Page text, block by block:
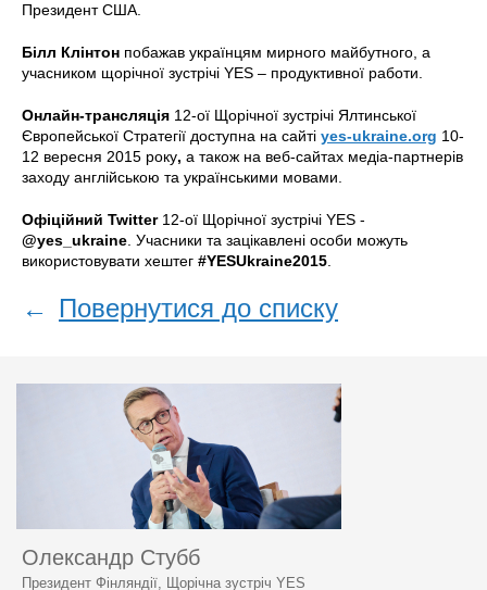
Президент США.
Білл Клінтон побажав українцям мирного майбутного, а
учасником щорічної зустрічі YES – продуктивної работи.
Онлайн-трансляція 12-ої Щорічної зустрічі Ялтинської
Європейської Стратегії доступна на сайті yes-ukraine.org 10-
12 вересня 2015 року, а також на веб-сайтах медіа-партнерів
заходу англійською та українськими мовами.
Офіційний Twitter12-ої Щорічної зустрічі YES -
@yes_ukraine. Учасники та зацікавлені особи можуть
використовувати хештег #YESUkraine2015.
← Повернутися до списку
Олександр Стубб
Президент Фінляндії, Щорічна зустріч YES